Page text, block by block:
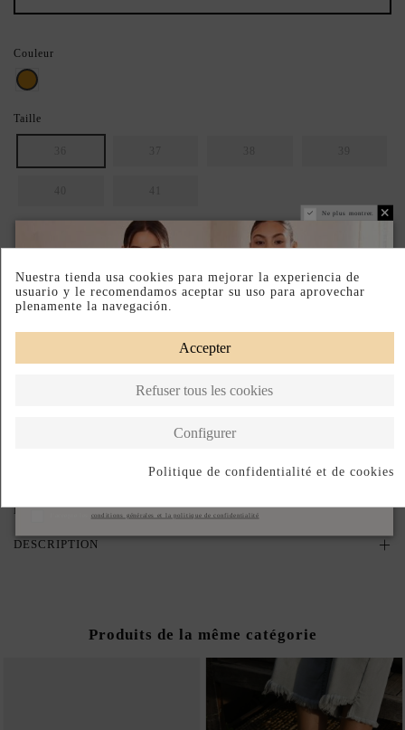
Couleur
Dorado
Taille
PRODUIT FABRIQUÉ ARTISANALEMENT.
PRODUCTO AGOTADO TEMPORALMENTE
Déjanos tu email y te avisaremos en cuanto vuelva a estar disponible.
Retours faciles Conçu en Espagne
DESCRIPTION SHORT
DESCRIPTION
Produits de la même catégorie
Ne plus montrer.
conditions générales et la politique de confidentialité
Nuestra tienda usa cookies para mejorar la experiencia de
usuario y le recomendamos aceptar su uso para aprovechar
plenamente la navegación.
Accepter
Refuser tous les cookies
Configurer
Politique de confidentialité et de cookies